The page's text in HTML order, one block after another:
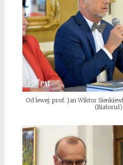
Od lewej: prof. Jan Wiktor
(Białoruś)